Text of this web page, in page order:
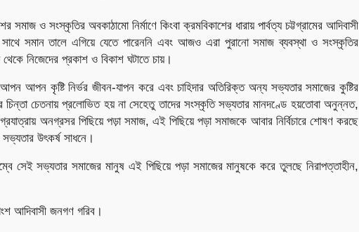
সমাজ ও সংস্কৃতির অবকাঠামো নির্মাণে কিংবা ক্রমবিকাশের ধারায় পার্বত্য চট্টগ্রামের আদিবাসী
সমান তালে এগিয়ে যেতে পারেননি এবং আজও এরা পুরানো সমাজ ব্যবস্থা ও সংস্কৃতির
নিজেদের প্রকাশ ও বিকাশ ঘটাতে চায়।
আপন কৃষ্টি নির্ভর জীবন-যাপন করে এবং চাহিদার অতিরিক্ত অন্য সভ্যতার সমাজের কুষ্টির
চিন্তা চেতনায় প্রলোভিত হয় না সেহেতু তাদের সংস্কৃতি সভ্যতার মানদণ্ডে হয়তোবা অনুন্নত,
অনগ্রসর পিছিয়ে পড়া সমাজ, এই পিছিয়ে পড়া সমাজকে আবার নির্বিচারে শোষণ করছে
উৎকর্ষ সাধনে।
সেই সভ্যতার সমাজের মানুষ এই পিছিয়ে পড়া সমাজের মানুষকে করে তুলছে নিরাপত্তাহীন,
আদিবাসী জনগণ গরিব।